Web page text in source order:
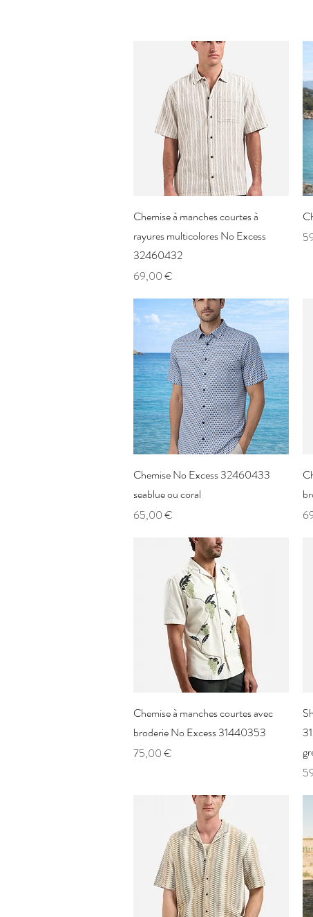
Aperçu rapide
Chemise à manches courtes à
rayures multicolores No Excess
32460432
Prix
69,00 €
Aperçu rapide
Chemise No Excess 32460433
seablue ou coral
Prix
65,00 €
Aperçu rapide
Chemise à manches courtes avec
broderie No Excess 31440353
Prix
75,00 €